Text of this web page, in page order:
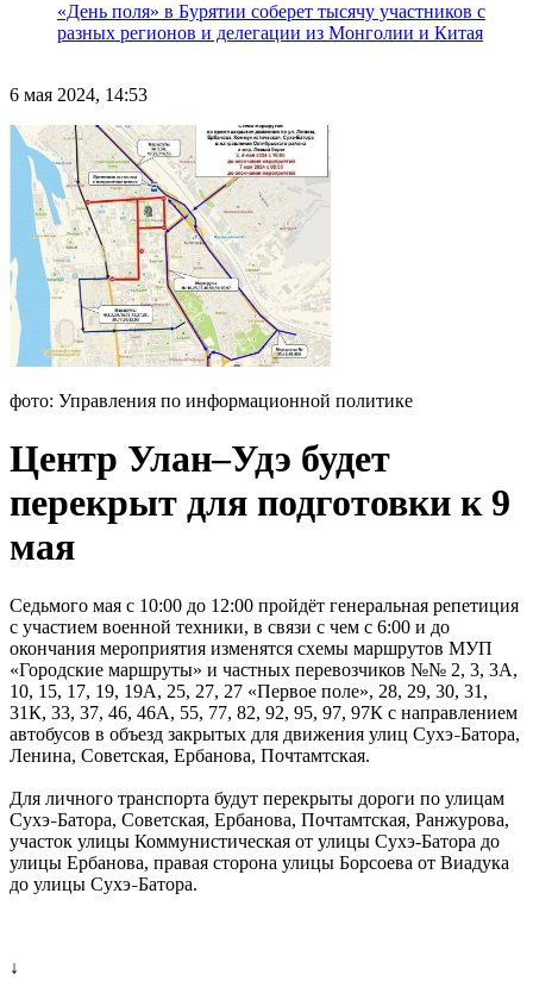
«День поля» в Бурятии соберет тысячу участников с
разных регионов и делегации из Монголии и Китая
6 мая 2024, 14:53
фото: Управления по информационной политике
Центр Улан–Удэ будет
перекрыт для подготовки к 9
мая
Седьмого мая с 10:00 до 12:00 пройдёт генеральная репетиция
с участием военной техники, в связи с чем с 6:00 и до
окончания мероприятия изменятся схемы маршрутов МУП
«Городские маршруты» и частных перевозчиков №№ 2, 3, 3А,
10, 15, 17, 19, 19А, 25, 27, 27 «Первое поле», 28, 29, 30, 31,
31К, 33, 37, 46, 46А, 55, 77, 82, 92, 95, 97, 97К с направлением
автобусов в объезд закрытых для движения улиц Сухэ–Батора,
Ленина, Советская, Ербанова, Почтамтская.
Для личного транспорта будут перекрыты дороги по улицам
Сухэ–Батора, Советская, Ербанова, Почтамтская, Ранжурова,
участок улицы Коммунистическая от улицы Сухэ-Батора до
улицы Ербанова, правая сторона улицы Борсоева от Виадука
до улицы Сухэ–Батора.
↓